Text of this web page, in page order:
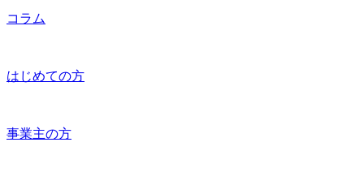
コラム
はじめての方
事業主の方